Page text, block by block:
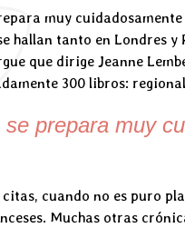
muy
hallan tanto en Londres
que dirige Jeanne
300 libros:
se prepara muy
cuando no es puro
Muchas otras